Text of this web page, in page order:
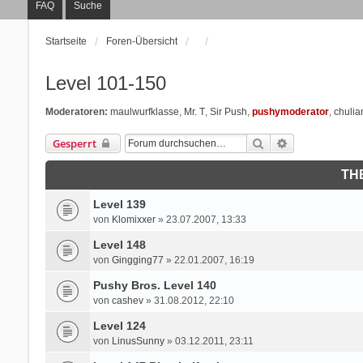
FAQ Suche
Startseite Foren-Übersicht
Level 101-150
Moderatoren: maulwurfklasse Mr. T, Sir Push pushymoderator,
Gesperrt Suche
Level 139
von Klomixxer» 23.07.2007, 13:33
Level 148
von Gingging77 » 22.01.2007, 16:19
Pushy Bros. Level 140
von cashev» 31.08.2012, 22:10
Level 124
von LinusSunny» 03.12.2011, 23:11